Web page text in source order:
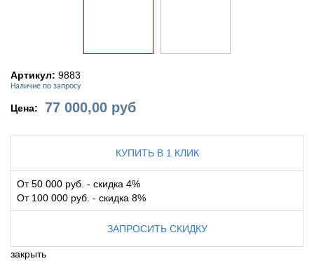
Артикул: 9883
Наличие по запросу
Цена: 77 000,00 руб
КУПИТЬ В 1 КЛИК
От 50 000 руб. - скидка 4%
От 100 000 руб. - скидка 8%
ЗАПРОСИТЬ СКИДКУ
закрыть